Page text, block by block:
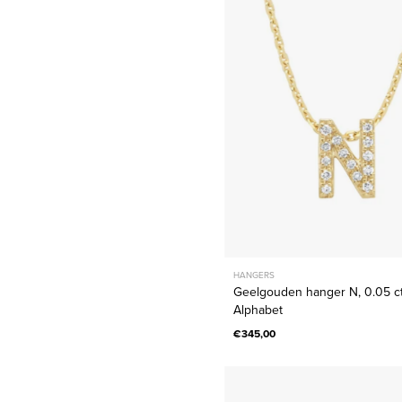
diamant,
Alphabet
HANGERS
Geelgouden hanger N, 0.05
Alphabet
€345,00